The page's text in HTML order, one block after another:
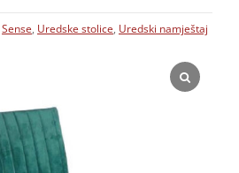
Sense, Uredske stolice, Uredski namještaj